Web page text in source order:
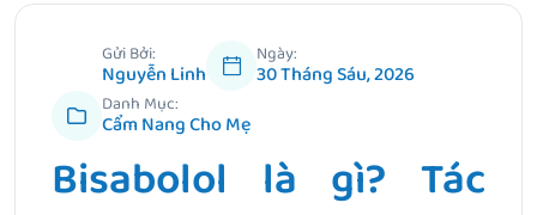
Gửi Bởi:
Nguyễn Linh
Ngày:
30 Tháng Sáu, 2026
Danh Mục:
Cẩm Nang Cho Mẹ
Bisabolol là gì? Tác